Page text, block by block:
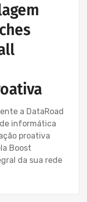
a DataRoad
informática
proativa
Boost
da sua rede